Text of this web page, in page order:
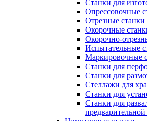
Станки для
Опрессовочные
Отрезные
Окорочные
Окорочно-
Испытательные
Маркировочные
Станки для
Станки для
Стеллажи для
Станки для
Станки для